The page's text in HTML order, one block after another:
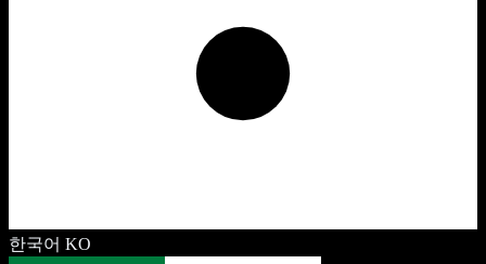
한국어 KO